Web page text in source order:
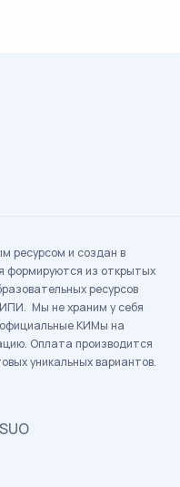
ресурсом и создан в
формируются из открытых
ресурсов
Мы не храним у себя
КИМы на
Оплата производится
уникальных вариантов.